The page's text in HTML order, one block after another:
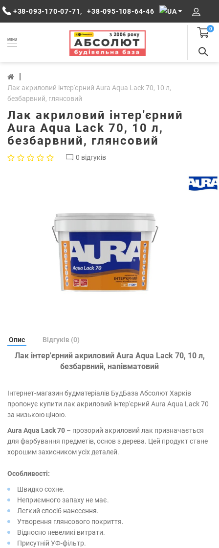
+38-093-170-07-71, +38-095-108-64-46
MENU
0
Лак акриловий інтер'єрний Aura Aqua Lack 70, 10 л,
безбарвний, глянсовий
Лак акриловий інтер'єрний
Aura Aqua Lack 70, 10 л,
безбарвний, глянсовий
0 відгуків
Опис Відгуків (0)
Лак інтер'єрний акриловий Aura Aqua Lack 70, 10 л,
безбарвний, напівматовий
Інтернет-магазин будматеріалів БудБаза Абсолют Харків
пропонує купити лак акриловий інтер'єрний Aura Aqua Lack 70
за низькою ціною.
Aura Aqua Lack 70 – прозорий акриловий лак призначається
для фарбування предметів, основ з дерева. Цей продукт стане
хорошим захисником усіх деталей.
Особливості:
Швидко сохне.
Неприємного запаху не має.
Легкий спосіб нанесення.
Утворення глянсового покриття.
Відносно невеликі витрати.
Присутній УФ-фільтр.